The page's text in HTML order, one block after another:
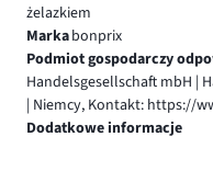
żelazkiem
Markabonprix
Podmiot gospodarczy
Handelsgesellschaft mbH |
| Niemcy, Kontakt: https://
Dodatkowe informacje